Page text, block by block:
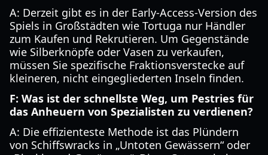
A: Derzeit gibt es in der Early-Access-Version des
Spiels in Großstädten wie Tortuga nur Händler
zum Kaufen und Rekrutieren. Um Gegenstände
wie Silberknöpfe oder Vasen zu verkaufen,
müssen Sie spezifische Fraktionsverstecke auf
kleineren, nicht eingegliederten Inseln finden.
F: Was ist der schnellste Weg, um Pestries für
das Anheuern von Spezialisten zu verdienen?
A: Die effizienteste Methode ist das Plündern
von Schiffswracks in „Untoten Gewässern“ oder